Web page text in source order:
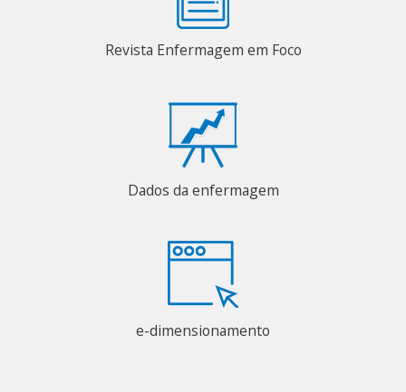
Revista Enfermagem em Foco
Dados da enfermagem
e-dimensionamento